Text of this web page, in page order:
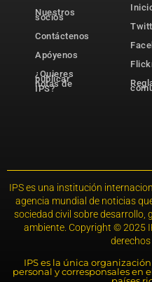
Nuestros
socios
Contáctenos
Apóyenos
¿Quieres
publicar
notas de
IPS?
IPS es una institución
agencia mundial de noticias
sociedad civil sobre desarrollo,
ambiente. Copyright © 2025
IPS es la única
personal y corresponsales en